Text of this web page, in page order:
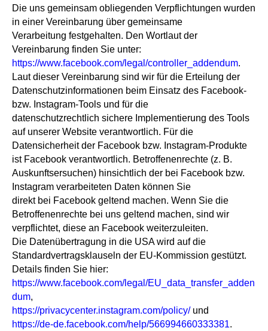
Die uns gemeinsam obliegenden Verpflichtungen wurden
in einer Vereinbarung über gemeinsame
Verarbeitung festgehalten. Den Wortlaut der
Vereinbarung finden Sie unter:
https://www.facebook.com/legal/controller_addendum.
Laut dieser Vereinbarung sind wir für die Erteilung der
Datenschutzinformationen beim Einsatz des Facebook-
bzw. Instagram-Tools und für die
datenschutzrechtlich sichere Implementierung des Tools
auf unserer Website verantwortlich. Für die
Datensicherheit der Facebook bzw. Instagram-Produkte
ist Facebook verantwortlich. Betroffenenrechte (z. B.
Auskunftsersuchen) hinsichtlich der bei Facebook bzw.
Instagram verarbeiteten Daten können Sie
direkt bei Facebook geltend machen. Wenn Sie die
Betroffenenrechte bei uns geltend machen, sind wir
verpflichtet, diese an Facebook weiterzuleiten.
Die Datenübertragung in die USA wird auf die
Standardvertragsklauseln der EU-Kommission gestützt.
Details finden Sie hier:
https://www.facebook.com/legal/EU_data_transfer_adden
dum,
https://privacycenter.instagram.com/policy/ und
https://de-de.facebook.com/help/566994660333381.